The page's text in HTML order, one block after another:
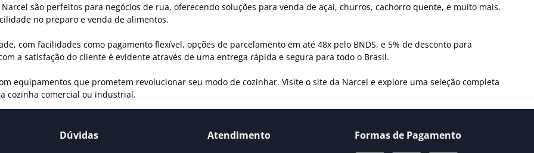
são perfeitos para negócios de rua, oferecendo soluções para venda de açaí, churros, cachorro quente, e muito mais.
no preparo e venda de alimentos.
com facilidades como pagamento flexível, opções de parcelamento em até 48x pelo BNDS, e 5% de desconto para
a satisfação do cliente é evidente através de uma entrega rápida e segura para todo o Brasil.
equipamentos que prometem revolucionar seu modo de cozinhar. Visite o site da Narcel e explore uma seleção completa
cozinha comercial ou industrial.
Dúvidas Atendimento Formas de Pagamento